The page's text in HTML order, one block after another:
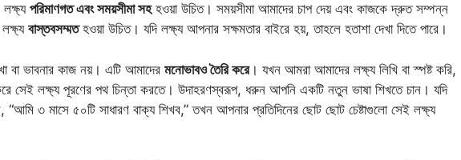
লক্ষ্য পরিমাণগত এবং সময়সীমা সহহওয়া উচিত। সময়সীমা আমাদের চাপ দেয় এবং কাজকে দ্রুত সম্পন্ন
বাস্তবসম্মতহওয়া উচিত। যদি লক্ষ্য আপনার সক্ষমতার বাইরে হয়, তাহলে হতাশা দেখা দিতে পারে।
বা ভাবনার কাজ নয়। এটি আমাদের মনোভাবও তৈরি করে। যখন আমরা আমাদের লক্ষ্য লিখি বা স্পষ্ট করি,
সেই লক্ষ্য পূরণের পথ চিন্তা করতে। উদাহরণস্বরূপ, ধরুন আপনি একটি নতুন ভাষা শিখতে চান। যদি
“আমি ৩ মাসে ৫০টি সাধারণ বাক্য শিখব,” তখন আপনার প্রতিদিনের ছোট ছোট চেষ্টাগুলো সেই লক্ষ্য